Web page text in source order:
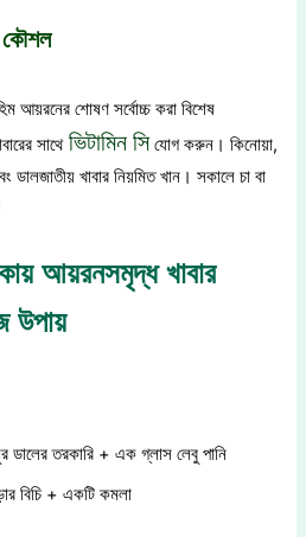
কৌশল
আয়রনের শোষণ সর্বোচ্চ করা বিশেষ
সাথেভিটামিন সিযোগ করুন। কিনোয়া,
ডালজাতীয় খাবার নিয়মিত খান। সকালে চা বা
আয়রনসমৃদ্ধ খাবার
উপায়
ডালের তরকারি + এক গ্লাস লেবু পানি
বিচি + একটি কমলা